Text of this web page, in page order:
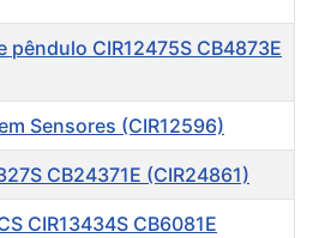
CIR12475S CB4873E
Sensores (CIR12596)
CB24371E (CIR24861)
CIR13434S CB6081E